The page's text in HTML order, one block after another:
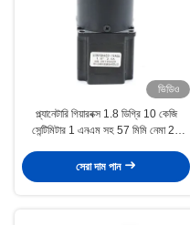
ভিডিও
প্ল্যানেটারি গিয়ারবক্স 1.8 ডিগ্রি 10 কেজি
সেন্টিমিটার 1 এনএম সহ 57 মিমি নেমা 23
সেরা দাম পান